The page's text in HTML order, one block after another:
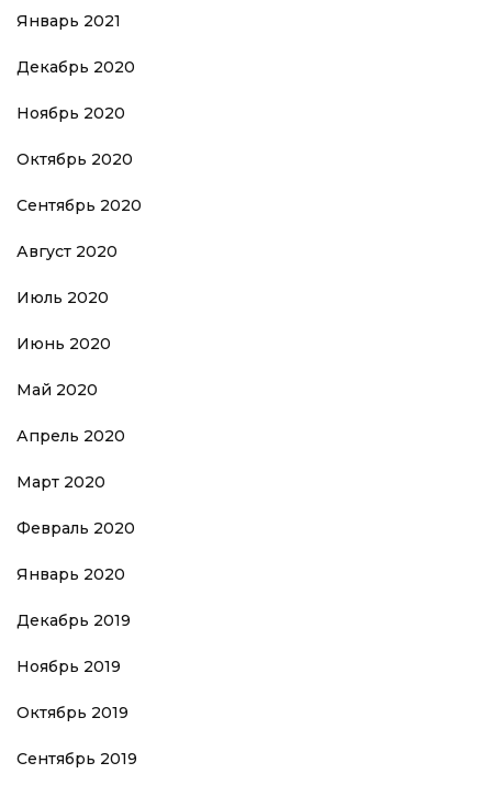
Январь 2021
Декабрь 2020
Ноябрь 2020
Октябрь 2020
Сентябрь 2020
Август 2020
Июль 2020
Июнь 2020
Май 2020
Апрель 2020
Март 2020
Февраль 2020
Январь 2020
Декабрь 2019
Ноябрь 2019
Октябрь 2019
Сентябрь 2019